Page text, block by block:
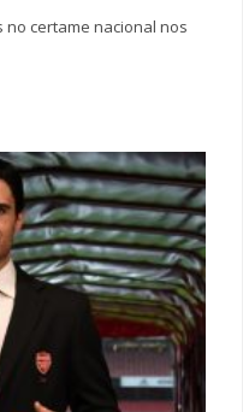
no certame nacional nos